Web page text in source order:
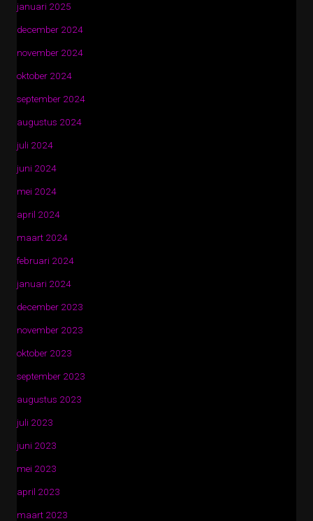
januari 2025
december 2024
november 2024
oktober 2024
september 2024
augustus 2024
juli 2024
juni 2024
mei 2024
april 2024
maart 2024
februari 2024
januari 2024
december 2023
november 2023
oktober 2023
september 2023
augustus 2023
juli 2023
juni 2023
mei 2023
april 2023
maart 2023